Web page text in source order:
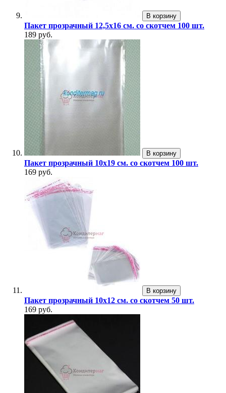
В корзину
Пакет прозрачный 12,5х16 см. со скотчем 100 шт.
189 руб.
В корзину
Пакет прозрачный 10х19 см. со скотчем 100 шт.
169 руб.
В корзину
Пакет прозрачный 10х12 см. со скотчем 50 шт.
169 руб.